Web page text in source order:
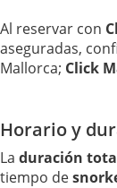
Al reservar con
aseguradas,
Mallorca; Click
Horario y
La duración
tiempo de